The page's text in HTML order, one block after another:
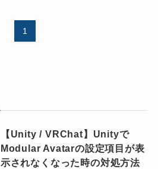
1
【Unity / VRChat】Unityで
Modular Avatarの設定項目が表
示されなくなった時の対処方法